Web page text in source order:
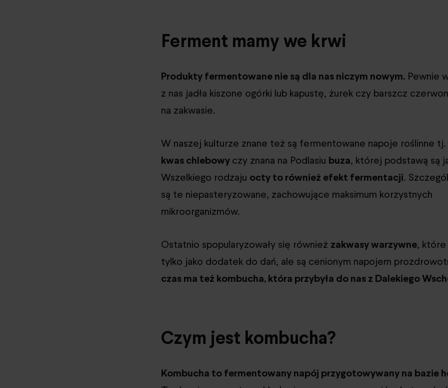
Ferment mamy we krwi
Produkty fermentowane nie są dla nas niczym nowym. Pewnie
z nas jadła kiszone ogórki lub kapustę, żurek czy barszcz
na zakwasie.
W naszej kulturze znane też są fermentowane napoje roślinne tj.
kwas chlebowyczy znana na Podlasiu buza, której podstawą są
Wszelkiego rodzaju octy to również efekt fermentacji.
są te niepasteryzowane, zachowujące maksimum korzystnych
mikroorganizmów.
Ostatnio spopularyzowały się również zakwasy warzywne, które
tylko jako dodatek do dań, ale są cenionym napojem
czas ma też kombucha, która przybyła do nas z Dalekiego
Czym jest kombucha?
Kombucha to fermentowany napój przygotowywany na bazie